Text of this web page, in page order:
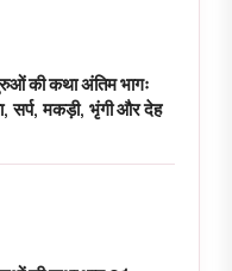
की कथा अंतिम भागः
सर्प, मकड़ी, भृंगी और देह